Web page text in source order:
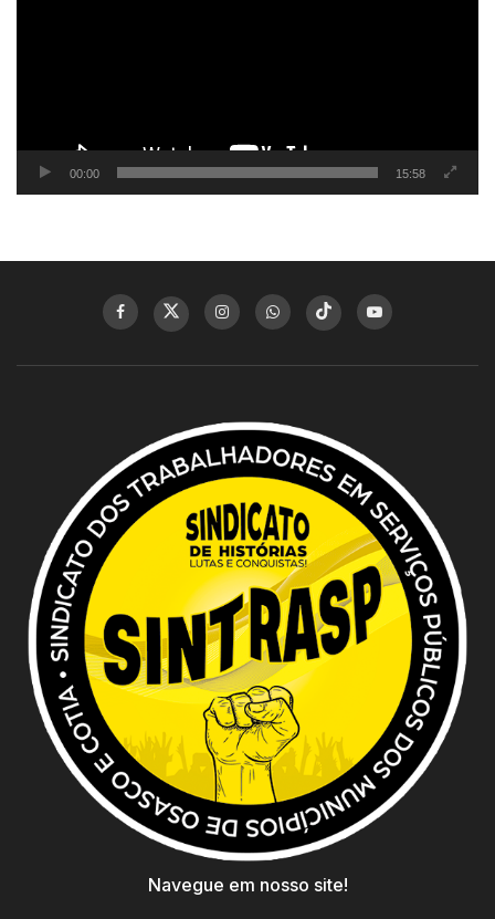
00:00 15:58
Navegue em nosso site!